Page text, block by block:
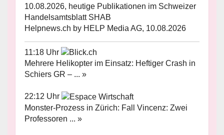
10.08.2026, heutige Publikationen im Schweizer
Handelsamtsblatt SHAB
Helpnews.ch by HELP Media AG, 10.08.2026
11:18 Uhr
Mehrere Helikopter im Einsatz: Heftiger Crash in
Schiers GR – ... »
22:12 Uhr
Monster-Prozess in Zürich: Fall Vincenz: Zwei
Professoren ... »